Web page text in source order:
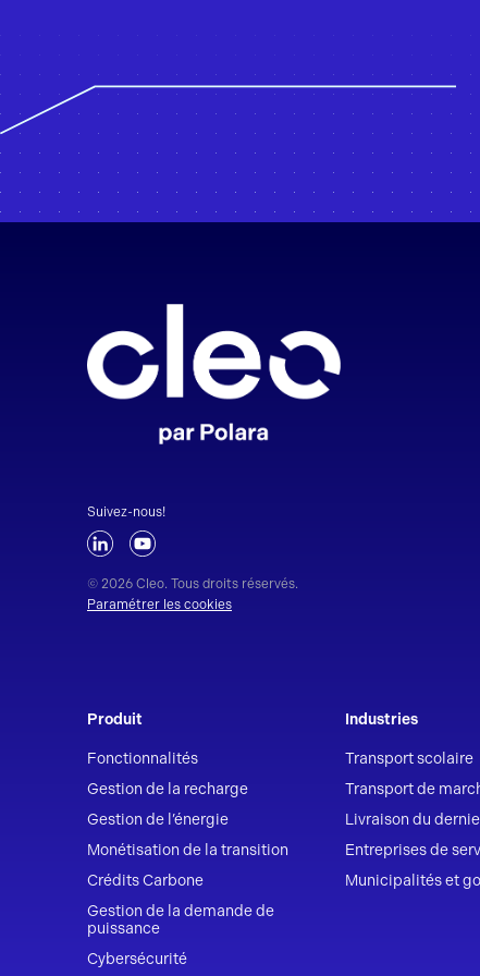
Suivez-nous!
© 2026 Cleo. Tous droits réservés.
Paramétrer les cookies
Produit
Fonctionnalités
Gestion de la recharge
Gestion de l’énergie
Monétisation de la transition
Crédits Carbone
Gestion de la demande de
puissance
Cybersécurité
Industries
Transport scolaire
Transport de
Livraison du
Entreprises de
Municipalités et